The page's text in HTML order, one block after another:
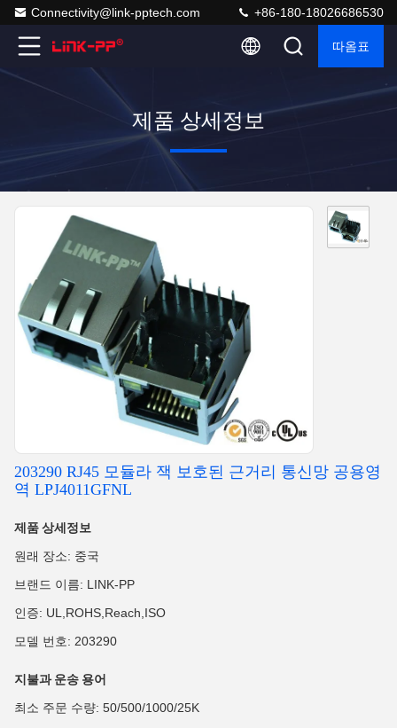
Connectivity@link-pptech.com +86-180-18026686530
따옴표
제품 상세정보
203290 RJ45 모듈라 잭 보호된 근거리 통신망 공용영
역 LPJ4011GFNL
제품 상세정보
원래 장소: 중국
브랜드 이름: LINK-PP
인증: UL,ROHS,Reach,ISO
모델 번호: 203290
지불과 운송 용어
최소 주문 수량: 50/500/1000/25K